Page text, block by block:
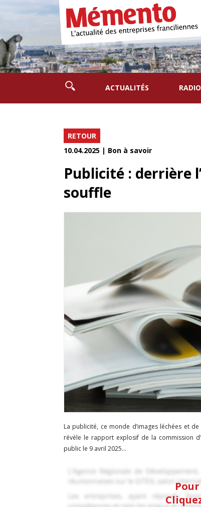
ACTUALITÉS
RETOUR
10.04.2025 | Bon à savoir
Publicité : derrière
souffle
La publicité, ce monde d’images léchées et
révèle le rapport explosif de la commission
public le 9 avril 2025...